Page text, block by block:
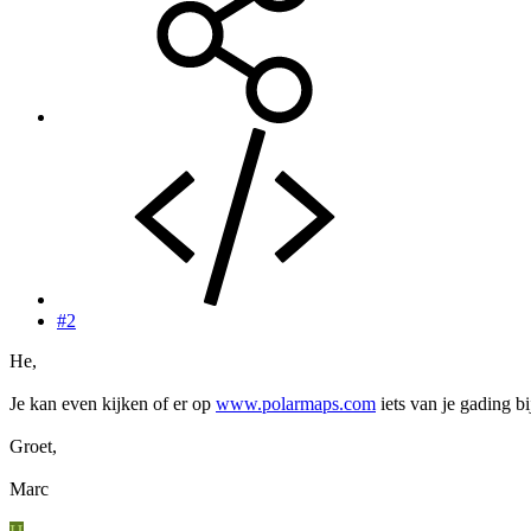
#2
He,
Je kan even kijken of er op www.polarmaps.com iets van je gading
Groet,
Marc